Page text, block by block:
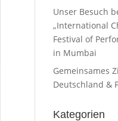
Unser Besuch
„International
Festival of
in Mumbai
Gemeinsames
Deutschland &
Kategorien